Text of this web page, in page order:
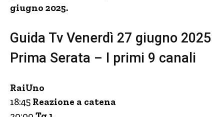
giugno 2025.
Guida Tv Venerdì 27 giugno 2025
Prima Serata – I primi 9 canali
RaiUno
18:45 Reazione a catena